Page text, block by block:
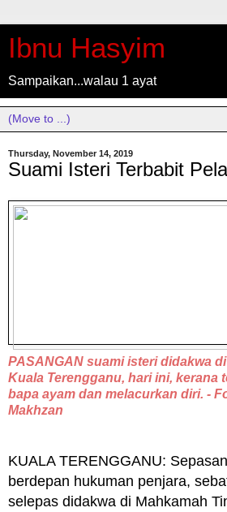
Ibnu Hasyim
Sampaikan...walau 1 ayat
Thursday, November 14, 2019
Suami Isteri Terbabit
PASANGAN suami isteri didakwa
Kuala Terengganu, hari ini, kerana
bapa ayam dan melacurkan diri. -
Makhzan
KUALA TERENGGANU:
berdepan hukuman penjara,
selepas didakwa di Mahkamah